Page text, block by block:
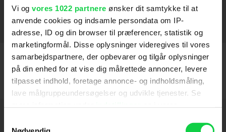
Vi og vores 1022 partnere ønsker dit samtykke til at
anvende cookies og indsamle persondata om IP-
adresse, ID og din browser til præferencer, statistik og
marketingformål. Disse oplysninger videregives til vores
samarbejdspartnere, der opbevarer og tilgår oplysninger
på din enhed for at vise dig målrettede annoncer, levere
tilpasset indhold, foretage annonce- og indholdsmåling,
lave målgruppeundersøgelser og udvikle tjenester. Se
tilbage eller ændre indstillinger fra vores
Stemmer
Super Mario Galaxy Filmen 2026
Super Mario Bros. Filmen 2023
Den bestøvlede kat og ønskestjernen 2022